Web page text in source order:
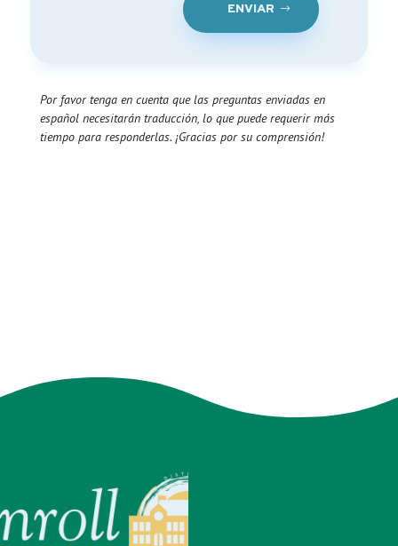
ENVIAR
Por favor tenga en cuenta que las preguntas enviadas en
español necesitarán traducción, lo que puede requerir más
tiempo para responderlas. ¡Gracias por su comprensión!